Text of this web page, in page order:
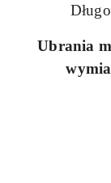
Ubrania
Pomiń